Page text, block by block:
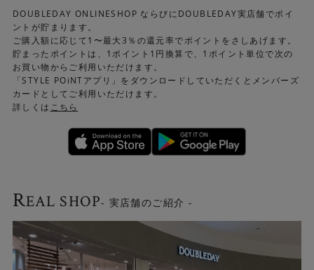
「pellシリーズの魅力に
Check！
▼pellシリーズ一覧はこちら
DOUBLEDAY ONLINESHOP ならびにDOUBLEDAY実店舗でポイ
ントが貯まります。
ご購入額に応じて1〜最大3％の還元率でポイントをさしあげます。
貯まったポイントは、1ポイント1円換算で、1ポイント単位で次の
お買い物からご利用いただけます。
「STYLE POiNTアプリ」をダウンロードしていただくとメンバーズ
カードとしてご利用いただけます。
詳しくは こちら
REAL SHOP- 実店舗のご紹介 -